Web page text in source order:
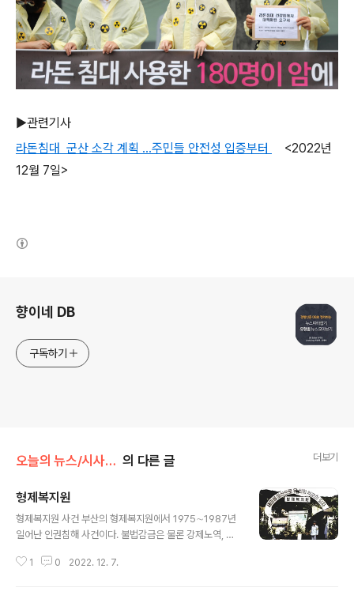
▶관련기사
라돈침대 군산 소각 계획 ...주민들 안전성 입증부터
<2022년
12월 7일>
향이네 DB
구독하기
오늘의 뉴스/시사 키워드 의 다른 글 더보기
형제복지원
형제복지원 사건 부산의 형제복지원에서 1975∼1987년
일어난 인권침해 사건이다. 불법감금은 물론 강제노역, 구
에 의해 그 만행이 세상에 알려졌으나 가해자인 박인근 형
1 0 2022. 12. 7.